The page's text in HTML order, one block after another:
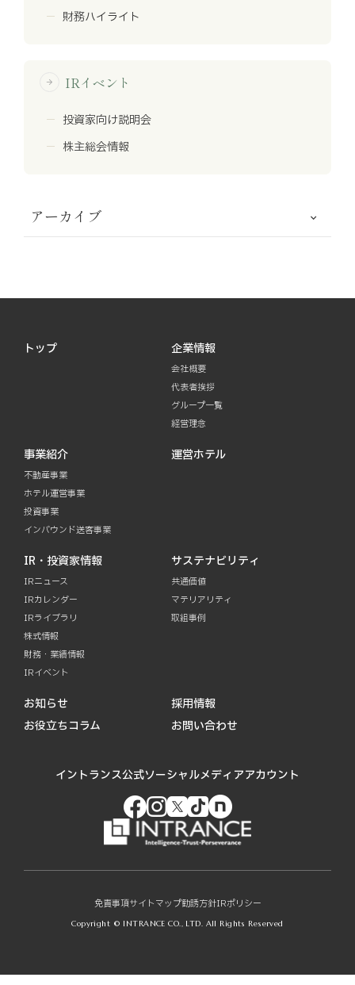
財務ハイライト
arrow_forward IRイベント
投資家向け説明会
株主総会情報
アーカイブ
トップ 企業情報
会社概要
代表者挨拶
グループ一覧
経営理念
事業紹介
不動産事業
ホテル運営事業
投資事業
インバウンド送客事業
運営ホテル
IR・投資家情報
IRニュース
IRカレンダー
IRライブラリ
株式情報
財務・業績情報
IRイベント
サステナビリティ
共通価値
マテリアリティ
取組事例
お知らせ
お役立ちコラム
採用情報
お問い合わせ
イントランス公式ソーシャルメディアアカウント
免責事項サイトマップ勧誘方針IRポリシー
Copyright © INTRANCE CO., LTD. All Rights Reserved